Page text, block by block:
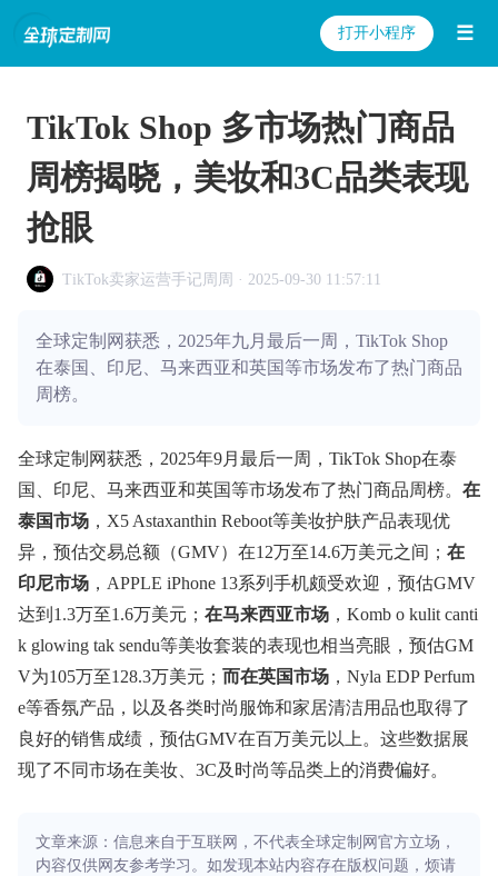
打开小程序 ☰
TikTok Shop 多市场热门商品
周榜揭晓，美妆和3C品类表现
抢眼
TikTok卖家运营手记周周 · 2025-09-30 11:57:11
全球定制网获悉，2025年九月最后一周，TikTok Shop
在泰国、印尼、马来西亚和英国等市场发布了热门商品
周榜。
全球定制网获悉，2025年9月最后一周，TikTok Shop在泰
国、印尼、马来西亚和英国等市场发布了热门商品周榜。 在
泰国市场 ，X5 Astaxanthin Reboot等美妆护肤产品表现优
异，预估交易总额（GMV）在12万至14.6万美元之间； 在
印尼市场 ，APPLE iPhone 13系列手机颇受欢迎，预估GMV
达到1.3万至1.6万美元； 在马来西亚市场 ，Komb o kulit canti
k glowing tak sendu等美妆套装的表现也相当亮眼，预估GM
V为105万至128.3万美元； 而在英国市场 ，Nyla EDP Perfum
e等香氛产品，以及各类时尚服饰和家居清洁用品也取得了
良好的销售成绩，预估GMV在百万美元以上。这些数据展
现了不同市场在美妆、3C及时尚等品类上的消费偏好。
文章来源：信息来自于互联网，不代表全球定制网官方立场，
内容仅供网友参考学习。如发现本站内容存在版权问题，烦请